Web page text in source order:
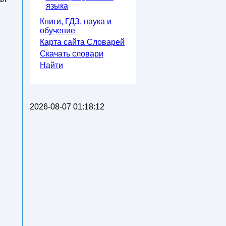
языка
Книги, ГДЗ, наука и
обучение
Карта сайта Словарей
Скачать словари
Найти
2026-08-07 01:18:12